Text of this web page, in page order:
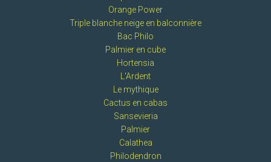
Orange Power
Triple blanche neige en balconnière
Bac Philo
Palmier en cube
Hortensia
L'Ardent
Le mythique
Cactus en cabas
Sansevieria
Palmier
Calathea
Philodendron